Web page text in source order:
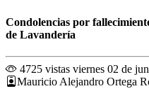
Condolencias por
de Lavandería
4725 vistas viernes 02 de
Mauricio Alejandro Ortega